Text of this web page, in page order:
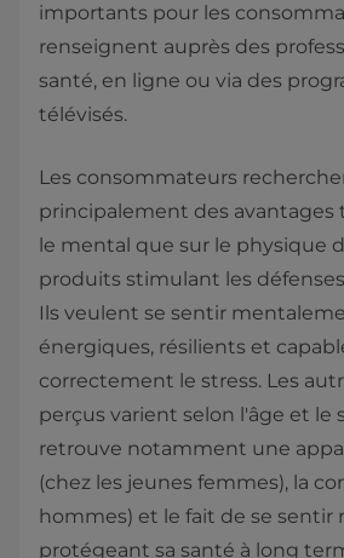
importants pour les
renseignent auprès des
santé, en ligne ou via des
télévisés.
Les consommateurs
principalement des
le mental que sur le physique
produits stimulant les
Ils veulent se sentir
énergiques, résilients et
correctement le stress. Les
perçus varient selon l'âge et le
retrouve notamment une
(chez les jeunes femmes), la
hommes) et le fait de se sentir
protégeant sa santé à long